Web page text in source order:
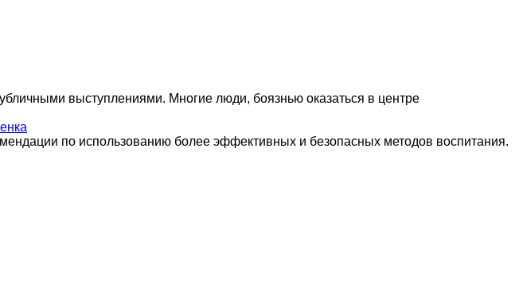
выступлениями. Многие люди, боязнью оказаться в центре
по использованию более эффективных и безопасных методов воспитания.